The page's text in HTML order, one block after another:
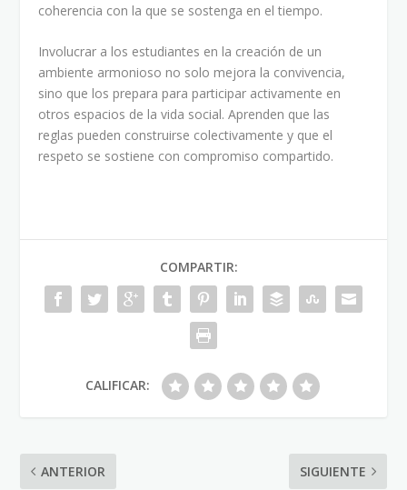
coherencia con la que se sostenga en el tiempo.
Involucrar a los estudiantes en la creación de un
ambiente armonioso no solo mejora la convivencia,
sino que los prepara para participar activamente en
otros espacios de la vida social. Aprenden que las
reglas pueden construirse colectivamente y que el
respeto se sostiene con compromiso compartido.
COMPARTIR:
CALIFICAR:
ANTERIOR SIGUIENTE